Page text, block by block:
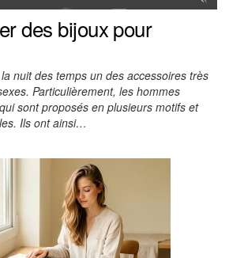
des bijoux pour
nuit des temps un des accessoires très
Particulièrement, les hommes
sont proposés en plusieurs motifs et
Ils ont ainsi…